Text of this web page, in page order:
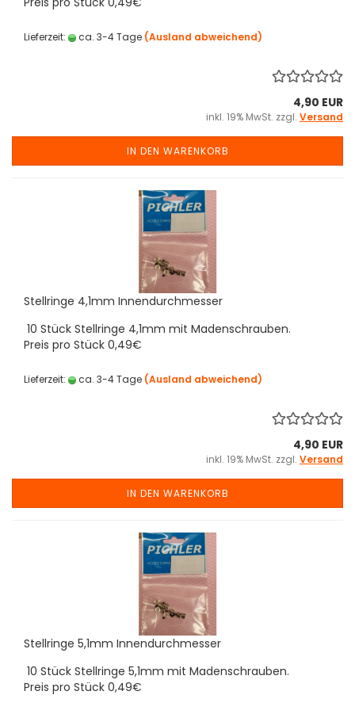
Lieferzeit: ca. 3-4 Tage (Ausland abweichend)
4,90 EUR
inkl. 19% MwSt. zzgl. Versand
IN DEN WARENKORB
Stellringe 4,1mm Innendurchmesser
10 Stück Stellringe 4,1mm mit Madenschrauben.
Preis pro Stück 0,49€
Lieferzeit: ca. 3-4 Tage (Ausland abweichend)
4,90 EUR
inkl. 19% MwSt. zzgl. Versand
IN DEN WARENKORB
Stellringe 5,1mm Innendurchmesser
10 Stück Stellringe 5,1mm mit Madenschrauben.
Preis pro Stück 0,49€